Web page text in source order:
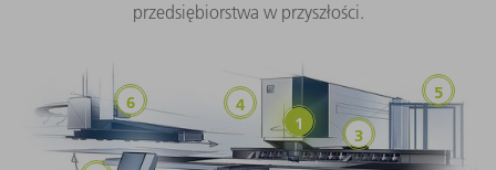
przedsiębiorstwa w przyszłości.